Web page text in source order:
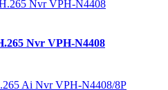
Nvr VPH-N4408